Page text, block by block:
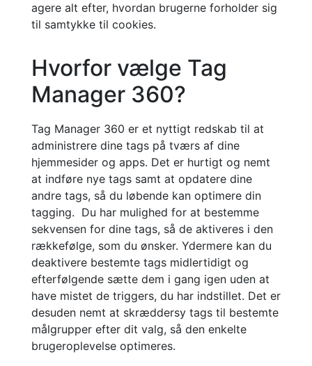
agere alt efter, hvordan brugerne forholder sig
til samtykke til cookies.
Hvorfor vælge Tag
Manager 360?
Tag Manager 360 er et nyttigt redskab til at
administrere dine tags på tværs af dine
hjemmesider og apps. Det er hurtigt og nemt
at indførenye tags samt at opdatere dine
andre tags, så du løbende kan optimere din
tagging. Du har mulighed for at bestemme
sekvensen for dine tags, så deaktiveres i den
rækkefølge, som du ønsker. Ydermere kan du
deaktivere bestemte tags midlertidigt og
efterfølgende sætte dem i gang igen uden at
have mistet de triggers, du har indstillet. Det er
desuden nemt at skræddersy tags til bestemte
målgrupperefter dit valg, så den enkelte
brugeroplevelseoptimeres.